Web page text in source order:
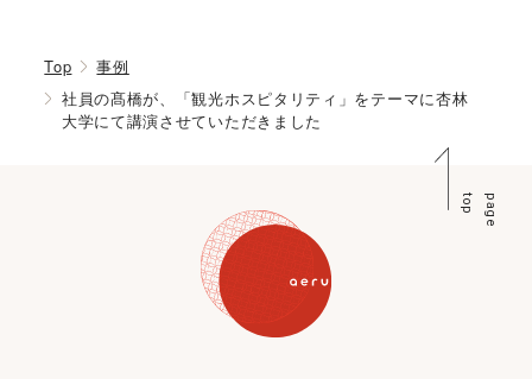
Top
事例
社員の髙橋が、「観光ホスピタリティ」をテーマに杏林
大学にて講演させていただきました
p
a
g
e
t
o
p